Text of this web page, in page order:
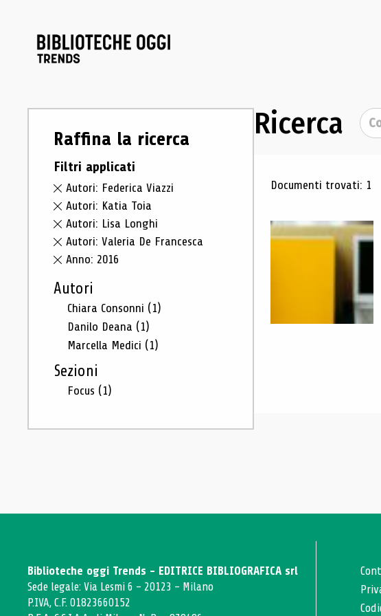
Raffina la ricerca
Filtri applicati
Autori: Federica Viazzi
Autori: Katia Toia
Autori: Lisa Longhi
Autori: Valeria De Francesca
Anno: 2016
Autori
Chiara Consonni (1)
Danilo Deana (1)
Marcella Medici (1)
Sezioni
Focus (1)
Ricerca Cerca
Risultati
Documenti trovati: 1
Biblioteche oggi Trends - EDITRICE BIBLIOGRAFICA srl
Sede legale: Via Lesmi 6 - 20123 - Milano
P.IVA, C.F. 01823660152